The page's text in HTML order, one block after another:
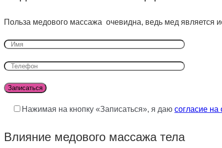
Польза медового массажа очевидна, ведь мед является
Нажимая на кнопку «Записаться», я даю согласие
Влияние медового массажа тела